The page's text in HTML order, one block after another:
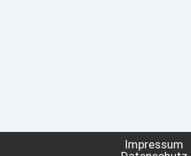
Impressum